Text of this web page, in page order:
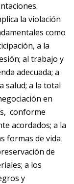
la violación
como
a la
al trabajo y
adecuada; a
salud; a la total
en
conforme
acordados; a la
formas de vida
de
a los
y